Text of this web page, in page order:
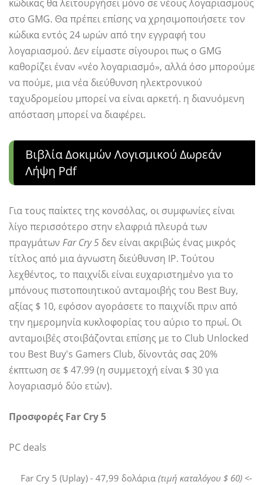
κώδικας θα λειτουργήσει μόνο σε νέους λογαριασμούς
στο GMG. Θα πρέπει επίσης να χρησιμοποιήσετε τον
κώδικα εντός 24 ωρών από την εγγραφή του
λογαριασμού. Δεν είμαστε σίγουροι πως ο GMG
καθορίζει έναν «νέο λογαριασμό», αλλά όσο μπορούμε
να πούμε, μια νέα διεύθυνση ηλεκτρονικού
ταχυδρομείου μπορεί να είναι αρκετή. η διανυόμενη
απόσταση μπορεί να διαφέρει.
Βιβλία Δοκιμών Λογισμικού Δωρεάν
Λήψη Pdf
Για τους παίκτες της κονσόλας, οι συμφωνίες είναι
λίγο περισσότερο στην ελαφριά πλευρά των
πραγμάτων Far Cry 5 δεν είναι ακριβώς ένας μικρός
τίτλος από μια άγνωστη διεύθυνση IP. Τούτου
λεχθέντος, το παιχνίδι είναι ευχαριστημένο για το
μπόνους πιστοποιητικού ανταμοιβής του Best Buy,
αξίας $ 10, εφόσον αγοράσετε το παιχνίδι πριν από
την ημερομηνία κυκλοφορίας του αύριο το πρωί. Οι
ανταμοιβές στοιβάζονται επίσης με το Club Unlocked
του Best Buy's Gamers Club, δίνοντάς σας 20%
έκπτωση σε $ 47.99 (η συμμετοχή είναι $ 30 για
λογαριασμό δύο ετών).
Προσφορές Far Cry 5
PC deals
Far Cry 5 (Uplay) - 47,99 δολάρια (τιμή καταλόγου $ 60) <-